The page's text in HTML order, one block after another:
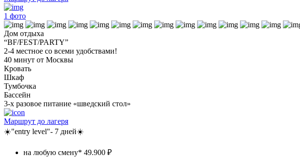
1 фото
Дом отдыха
“BF/FEST/PARTY”
2-4 местное со всеми удобствами!
40 минут от Москвы
Кровать
Шкаф
Тумбочка
Бассейн
3-х разовое питание «шведский стол»
Маршрут до лагеря
☀️"entry level"- 7 дней☀️
на любую смену* 49.900 ₽